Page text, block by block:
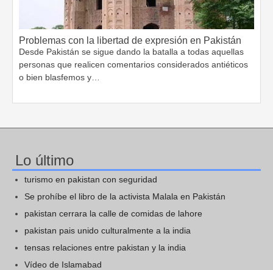
Problemas con la libertad de expresión en Pakistán
Desde Pakistán se sigue dando la batalla a todas aquellas
personas que realicen comentarios considerados antiéticos
o bien blasfemos y…
Lo último
turismo en pakistan con seguridad
Se prohíbe el libro de la activista Malala en Pakistán
pakistan cerrara la calle de comidas de lahore
pakistan pais unido culturalmente a la india
tensas relaciones entre pakistan y la india
Vídeo de Islamabad